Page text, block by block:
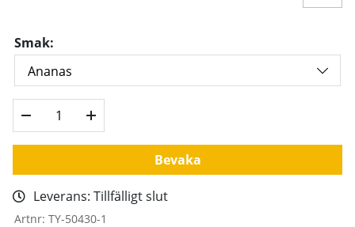
Smak:
Bevaka
Leverans: Tillfälligt slut
Artnr: TY-50430-1